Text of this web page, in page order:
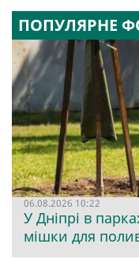
ПОПУЛЯРНЕ
06.08.2026 10:22
У Дніпрі в
мішки для